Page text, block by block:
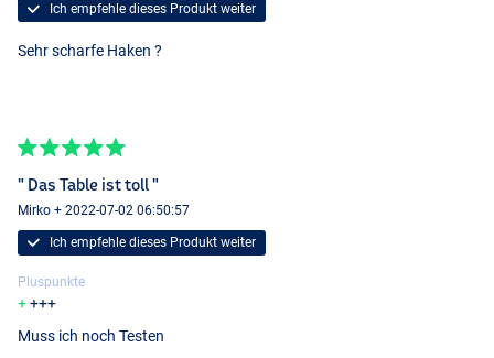
Ich empfehle dieses Produkt weiter
Sehr scharfe Haken ?
" Das Table ist toll "
Mirko + 2022-07-02 06:50:57
Ich empfehle dieses Produkt weiter
Pluspunkte
+++
Muss ich noch Testen